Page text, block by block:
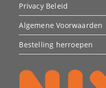
Privacy Beleid
Algemene Voorwaarden
Bestelling herroepen